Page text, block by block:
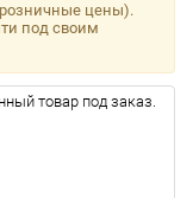
розничные цены).
под своим
товар под заказ.